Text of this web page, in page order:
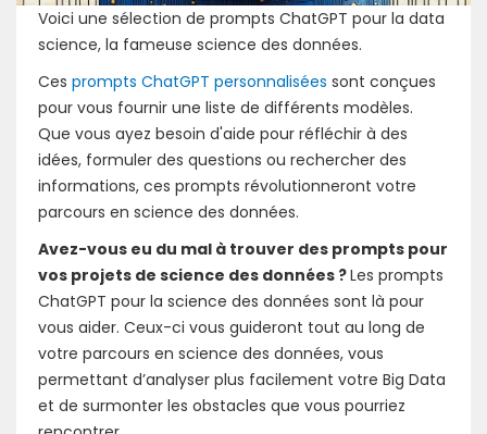
Voici une sélection de prompts ChatGPT pour la data
science, la fameuse science des données.
Ces prompts ChatGPT personnalisées sont conçues
pour vous fournir une liste de différents modèles.
Que vous ayez besoin d'aide pour réfléchir à des
idées, formuler des questions ou rechercher des
informations, ces prompts révolutionneront votre
parcours en science des données.
Avez-vous eu du mal à trouver des prompts pour
vos projets de science des données ?Les prompts
ChatGPT pour la science des données sont là pour
vous aider. Ceux-ci vous guideront tout au long de
votre parcours en science des données, vous
permettant d’analyser plus facilement votre Big Data
et de surmonter les obstacles que vous pourriez